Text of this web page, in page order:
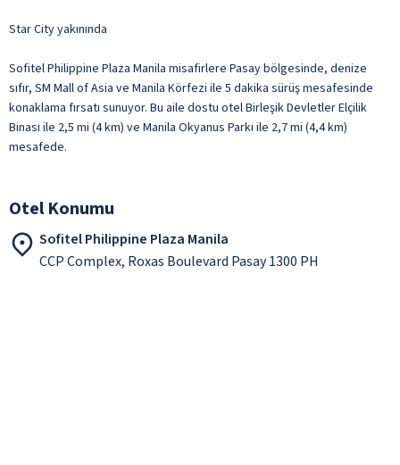
Star City yakınında
Sofitel Philippine Plaza Manila misafirlere Pasay bölgesinde, denize
sıfır, SM Mall of Asia ve Manila Körfezi ile 5 dakika sürüş mesafesinde
konaklama fırsatı sunuyor. Bu aile dostu otel Birleşik Devletler Elçilik
Binası ile 2,5 mi (4 km) ve Manila Okyanus Parkı ile 2,7 mi (4,4 km)
mesafede.
Otel Konumu
Sofitel Philippine Plaza Manila
CCP Complex, Roxas Boulevard Pasay 1300 PH